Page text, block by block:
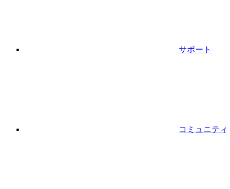
サポート
コミュニティ